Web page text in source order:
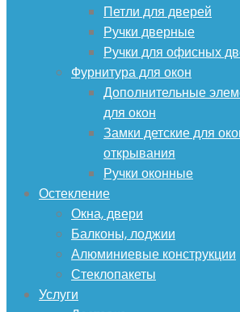
Петли для дверей
Ручки дверные
Ручки для офисных
Фурнитура для окон
Дополнительные
для окон
Замки детские для
открывания
Ручки оконные
Остекление
Окна, двери
Балконы, лоджии
Алюминиевые конструкции
Стеклопакеты
Услуги